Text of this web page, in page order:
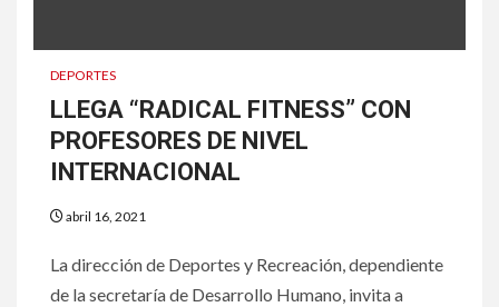
DEPORTES
LLEGA “RADICAL FITNESS” CON
PROFESORES DE NIVEL
INTERNACIONAL
abril 16, 2021
La dirección de Deportes y Recreación, dependiente
de la secretaría de Desarrollo Humano, invita a